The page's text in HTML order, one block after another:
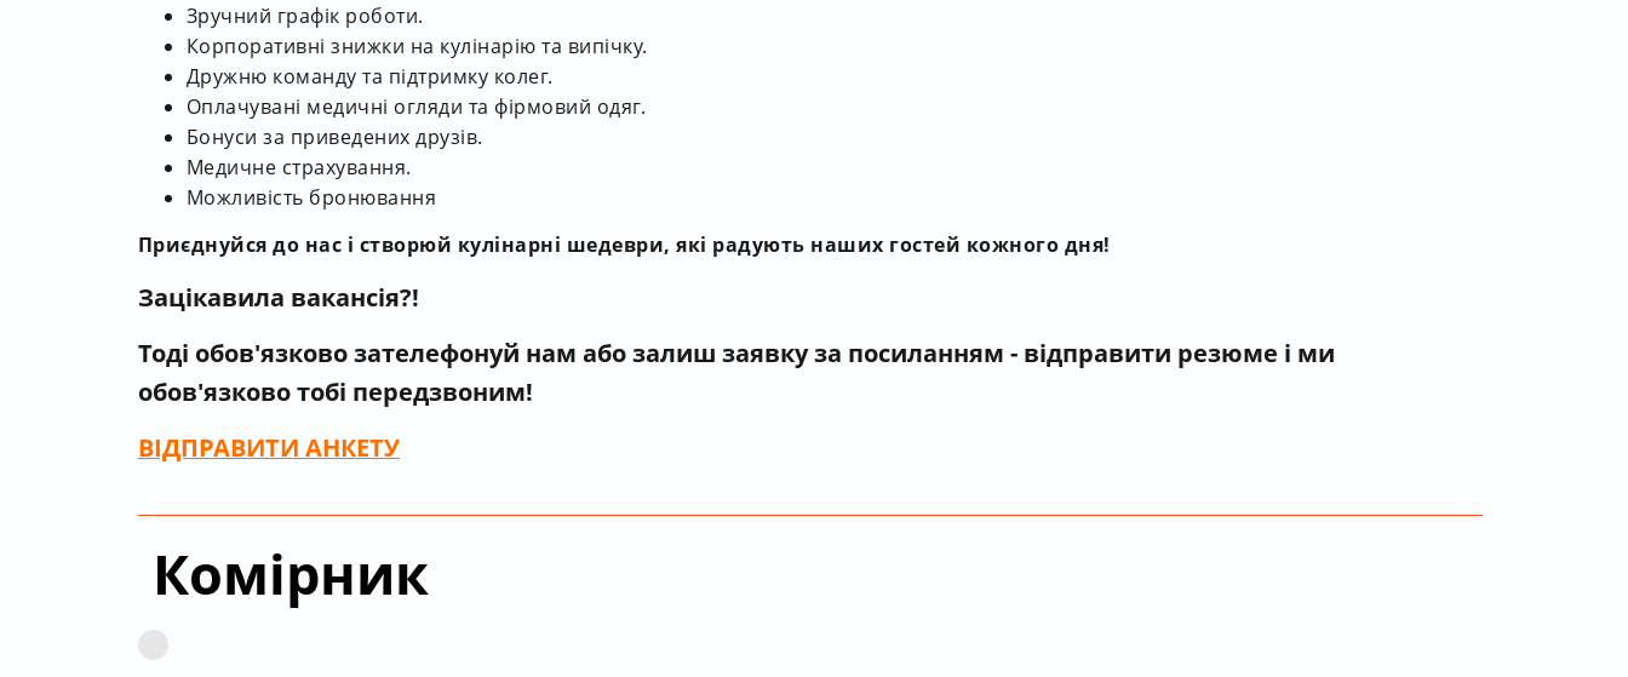
Зручний графік роботи.
Корпоративні знижки на кулінарію та випічку.
Дружню команду та підтримку колег.
Оплачувані медичні огляди та фірмовий одяг.
Бонуси за приведених друзів.
Медичне страхування.
Можливість бронювання
Приєднуйся до нас і створюй кулінарні шедеври, які радують наших гостей кожного дня!
Зацікавила вакансія?!
Тоді обов'язково зателефонуй нам або залиш заявку за посиланням - відправити резюме і ми
обов'язково тобі передзвоним!
ВІДПРАВИТИ АНКЕТУ
Комірник